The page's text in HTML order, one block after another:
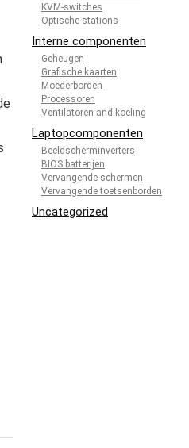
KVM-switches
Optische stations
Interne componenten
Geheugen
Grafische kaarten
Moederborden
Processoren
Ventilatoren and koeling
Laptopcomponenten
Beeldscherminverters
BIOS batterijen
Vervangende schermen
Vervangende toetsenborden
Uncategorized